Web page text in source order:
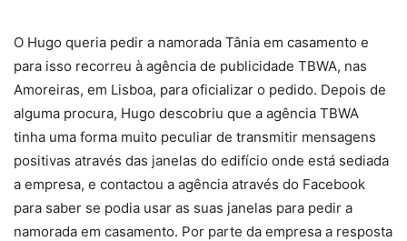
O Hugo queria pedir a namorada Tânia em casamento e
para isso recorreu à agência de publicidade TBWA, nas
Amoreiras, em Lisboa, para oficializar o pedido. Depois de
alguma procura, Hugo descobriu que a agência TBWA
tinha uma forma muito peculiar de transmitir mensagens
positivas através das janelas do edifício onde está sediada
a empresa, e contactou a agência através do Facebook
para saber se podia usar as suas janelas para pedir a
namorada em casamento. Por parte da empresa a resposta